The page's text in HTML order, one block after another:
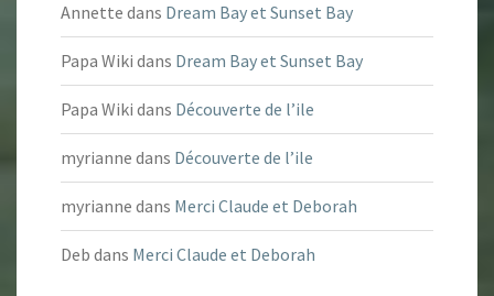
Annette dans Dream Bay et Sunset Bay
Papa Wiki dans Dream Bay et Sunset Bay
Papa Wiki dans Découverte de l’ile
myrianne dans Découverte de l’ile
myrianne dans Merci Claude et Deborah
Deb dans Merci Claude et Deborah